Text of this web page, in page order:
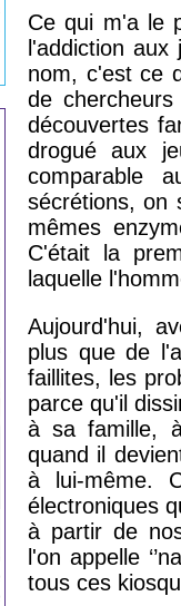
Ce qui m'a le
l'addiction
nom, c'est ce
de
découvertes
drogué aux
comparable
sécrétions, on
mêmes
C'était la
laquelle
Aujourd'hui,
plus que de
faillites, les
parce qu'il
à sa famille,
quand il
à lui-même.
électroniques
à partir de
l'on appelle
tous ces